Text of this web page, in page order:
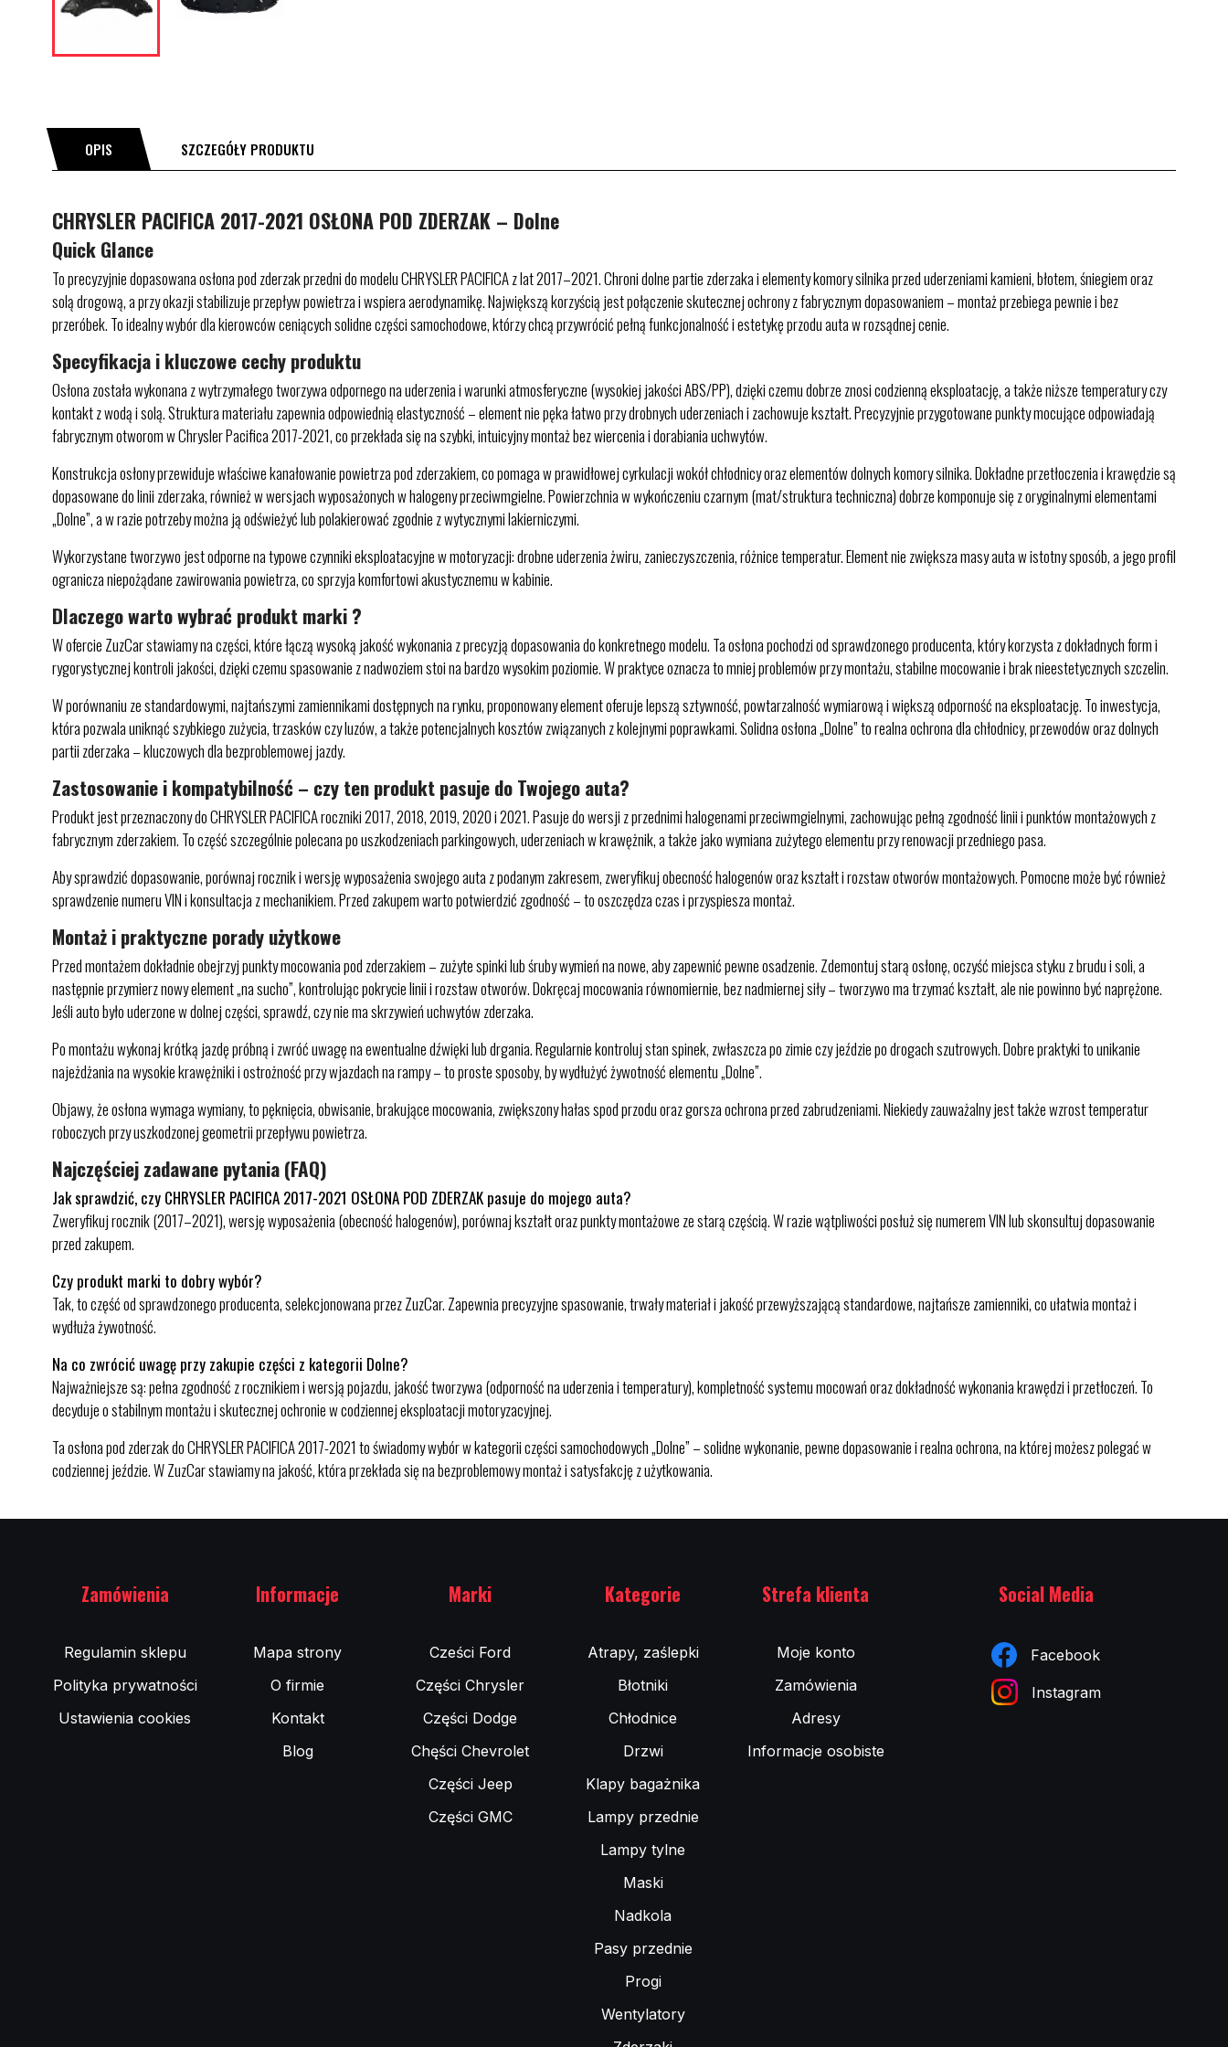
OPIS SZCZEGÓŁY PRODUKTU
CHRYSLER PACIFICA 2017-2021 OSŁONA POD ZDERZAK – Dolne
Quick Glance
To precyzyjnie dopasowana osłona pod zderzak przedni do modelu CHRYSLER PACIFICA z lat 2017–2021. Chroni dolne partie zderzaka i elementy komory silnika przed uderzeniami kamieni, błotem, śniegiem oraz
solą drogową, a przy okazji stabilizuje przepływ powietrza i wspiera aerodynamikę. Największą korzyścią jest połączenie skutecznej ochrony z fabrycznym dopasowaniem – montaż przebiega pewnie i bez
przeróbek. To idealny wybór dla kierowców ceniących solidne części samochodowe, którzy chcą przywrócić pełną funkcjonalność i estetykę przodu auta w rozsądnej cenie.
Specyfikacja i kluczowe cechy produktu
Osłona została wykonana z wytrzymałego tworzywa odpornego na uderzenia i warunki atmosferyczne (wysokiej jakości ABS/PP), dzięki czemu dobrze znosi codzienną eksploatację, a także niższe temperatury czy
kontakt z wodą i solą. Struktura materiału zapewnia odpowiednią elastyczność – element nie pęka łatwo przy drobnych uderzeniach i zachowuje kształt. Precyzyjnie przygotowane punkty mocujące odpowiadają
fabrycznym otworom w Chrysler Pacifica 2017-2021, co przekłada się na szybki, intuicyjny montaż bez wiercenia i dorabiania uchwytów.
Konstrukcja osłony przewiduje właściwe kanałowanie powietrza pod zderzakiem, co pomaga w prawidłowej cyrkulacji wokół chłodnicy oraz elementów dolnych komory silnika. Dokładne przetłoczenia i krawędzie są
dopasowane do linii zderzaka, również w wersjach wyposażonych w halogeny przeciwmgielne. Powierzchnia w wykończeniu czarnym (mat/struktura techniczna) dobrze komponuje się z oryginalnymi elementami
„Dolne”, a w razie potrzeby można ją odświeżyć lub polakierować zgodnie z wytycznymi lakierniczymi.
Wykorzystane tworzywo jest odporne na typowe czynniki eksploatacyjne w motoryzacji: drobne uderzenia żwiru, zanieczyszczenia, różnice temperatur. Element nie zwiększa masy auta w istotny sposób, a jego profil
ogranicza niepożądane zawirowania powietrza, co sprzyja komfortowi akustycznemu w kabinie.
Dlaczego warto wybrać produkt marki ?
W ofercie ZuzCar stawiamy na części, które łączą wysoką jakość wykonania z precyzją dopasowania do konkretnego modelu. Ta osłona pochodzi od sprawdzonego producenta, który korzysta z dokładnych form i
rygorystycznej kontroli jakości, dzięki czemu spasowanie z nadwoziem stoi na bardzo wysokim poziomie. W praktyce oznacza to mniej problemów przy montażu, stabilne mocowanie i brak nieestetycznych szczelin.
W porównaniu ze standardowymi, najtańszymi zamiennikami dostępnych na rynku, proponowany element oferuje lepszą sztywność, powtarzalność wymiarową i większą odporność na eksploatację. To inwestycja,
która pozwala uniknąć szybkiego zużycia, trzasków czy luzów, a także potencjalnych kosztów związanych z kolejnymi poprawkami. Solidna osłona „Dolne” to realna ochrona dla chłodnicy, przewodów oraz dolnych
partii zderzaka – kluczowych dla bezproblemowej jazdy.
Zastosowanie i kompatybilność – czy ten produkt pasuje do Twojego auta?
Produkt jest przeznaczony do CHRYSLER PACIFICA roczniki 2017, 2018, 2019, 2020 i 2021. Pasuje do wersji z przednimi halogenami przeciwmgielnymi, zachowując pełną zgodność linii i punktów montażowych z
fabrycznym zderzakiem. To część szczególnie polecana po uszkodzeniach parkingowych, uderzeniach w krawężnik, a także jako wymiana zużytego elementu przy renowacji przedniego pasa.
Aby sprawdzić dopasowanie, porównaj rocznik i wersję wyposażenia swojego auta z podanym zakresem, zweryfikuj obecność halogenów oraz kształt i rozstaw otworów montażowych. Pomocne może być również
sprawdzenie numeru VIN i konsultacja z mechanikiem. Przed zakupem warto potwierdzić zgodność – to oszczędza czas i przyspiesza montaż.
Montaż i praktyczne porady użytkowe
Przed montażem dokładnie obejrzyj punkty mocowania pod zderzakiem – zużyte spinki lub śruby wymień na nowe, aby zapewnić pewne osadzenie. Zdemontuj starą osłonę, oczyść miejsca styku z brudu i soli, a
następnie przymierz nowy element „na sucho”, kontrolując pokrycie linii i rozstaw otworów. Dokręcaj mocowania równomiernie, bez nadmiernej siły – tworzywo ma trzymać kształt, ale nie powinno być naprężone.
Jeśli auto było uderzone w dolnej części, sprawdź, czy nie ma skrzywień uchwytów zderzaka.
Po montażu wykonaj krótką jazdę próbną i zwróć uwagę na ewentualne dźwięki lub drgania. Regularnie kontroluj stan spinek, zwłaszcza po zimie czy jeździe po drogach szutrowych. Dobre praktyki to unikanie
najeżdżania na wysokie krawężniki i ostrożność przy wjazdach na rampy – to proste sposoby, by wydłużyć żywotność elementu „Dolne”.
Objawy, że osłona wymaga wymiany, to pęknięcia, obwisanie, brakujące mocowania, zwiększony hałas spod przodu oraz gorsza ochrona przed zabrudzeniami. Niekiedy zauważalny jest także wzrost temperatur
roboczych przy uszkodzonej geometrii przepływu powietrza.
Najczęściej zadawane pytania (FAQ)
Jak sprawdzić, czy CHRYSLER PACIFICA 2017-2021 OSŁONA POD ZDERZAK pasuje do mojego auta?
Zweryfikuj rocznik (2017–2021), wersję wyposażenia (obecność halogenów), porównaj kształt oraz punkty montażowe ze starą częścią. W razie wątpliwości posłuż się numerem VIN lub skonsultuj dopasowanie
przed zakupem.
Czy produkt marki to dobry wybór?
Tak, to część od sprawdzonego producenta, selekcjonowana przez ZuzCar. Zapewnia precyzyjne spasowanie, trwały materiał i jakość przewyższającą standardowe, najtańsze zamienniki, co ułatwia montaż i
wydłuża żywotność.
Na co zwrócić uwagę przy zakupie części z kategorii Dolne?
Najważniejsze są: pełna zgodność z rocznikiem i wersją pojazdu, jakość tworzywa (odporność na uderzenia i temperatury), kompletność systemu mocowań oraz dokładność wykonania krawędzi i przetłoczeń. To
decyduje o stabilnym montażu i skutecznej ochronie w codziennej eksploatacji motoryzacyjnej.
Ta osłona pod zderzak do CHRYSLER PACIFICA 2017-2021 to świadomy wybór w kategorii części samochodowych „Dolne” – solidne wykonanie, pewne dopasowanie i realna ochrona, na której możesz polegać w
codziennej jeździe. W ZuzCar stawiamy na jakość, która przekłada się na bezproblemowy montaż i satysfakcję z użytkowania.
Zamówienia
Regulamin sklepu
Polityka prywatności
Ustawienia cookies
Informacje
Mapa strony
O firmie
Kontakt
Blog
Marki
Cześci Ford
Części Chrysler
Części Dodge
Chęści Chevrolet
Części Jeep
Części GMC
Kategorie
Atrapy, zaślepki
Błotniki
Chłodnice
Drzwi
Klapy bagażnika
Lampy przednie
Lampy tylne
Maski
Nadkola
Pasy przednie
Progi
Wentylatory
Strefa klienta
Moje konto
Zamówienia
Adresy
Informacje osobiste
Social Media
Facebook
Instagram